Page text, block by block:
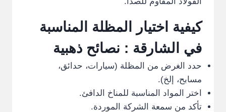
كيفية اختيار المظلة المناسبة
في الشارقة : نصائح ذهبية
حدد الغرض من المظلة (سيارات، حدائق،
مسابح، إلخ).
اختر المواد المناسبة للمناخ الدافئ.
تأكد من سمعة الشركة الموردة.